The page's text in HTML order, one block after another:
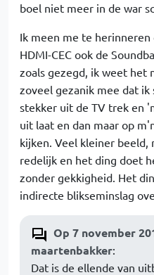
boel niet meer in de war
Ik meen me te
HDMI-CEC ook de
zoals gezegd, ik weet het
zoveel gezanik mee dat
stekker uit de TV trek en
uit laat en dan maar op
kijken. Veel kleiner beeld,
redelijk en het ding doet
zonder gekkigheid. Het
indirecte blikseminslag
Op 7 november
maartenbakker:
Dat is de ellende van